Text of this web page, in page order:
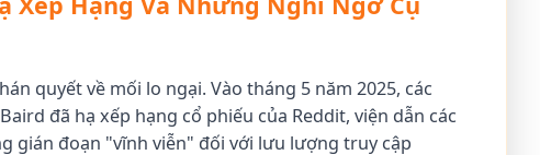
quyết về mối lo ngại. Vào tháng 5 năm 2025, các
đã hạ xếp hạng cổ phiếu của Reddit, viện dẫn các
gián đoạn "vĩnh viễn" đối với lưu lượng truy cập